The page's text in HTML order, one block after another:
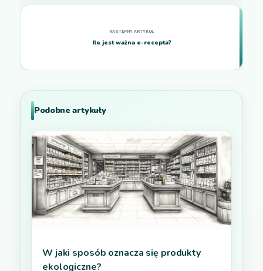
Ile jest ważna e-recepta?
Podobne artykuły
W jaki sposób oznacza się produkty
ekologiczne?